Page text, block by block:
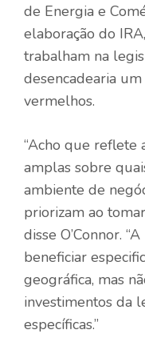
de Energia e
elaboração do
trabalham na
desencadearia
vermelhos.
“Acho que reflete
amplas sobre
ambiente de
priorizam ao
disse O’Connor.
beneficiar
geográfica, mas
investimentos da
específicas.”